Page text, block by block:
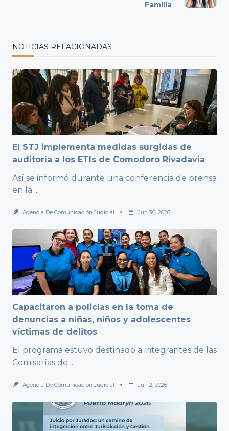
Familia
NOTICIAS RELACIONADAS
El STJ implementa medidas surgidas de
auditoría a los ETIs de Comodoro Rivadavia
Así se informó durante una conferencia de prensa
en la ...
Agencia De Comunicación Judicial Jun 30, 2026
Capacitaron a policías en la toma de
denuncias a niñas, niños y adolescentes
víctimas de delitos
El programa estuvo destinado a integrantes de las
Comisarías de ...
Agencia De Comunicación Judicial Jun 2, 2026